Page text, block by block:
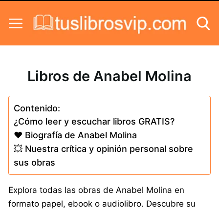
Libros de Anabel Molina
Contenido:
¿Cómo leer y escuchar libros GRATIS?
❤️ Biografía de Anabel Molina
💥 Nuestra crítica y opinión personal sobre
sus obras
Explora todas las obras de Anabel Molina en
formato papel, ebook o audiolibro. Descubre su